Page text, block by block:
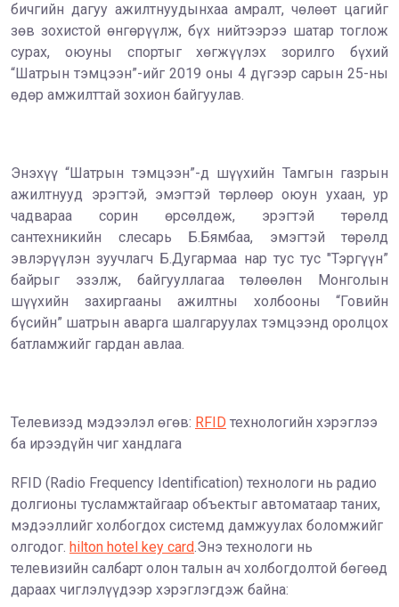
бичгийн дагуу ажилтнуудынхаа амралт, чөлөөт цагийг
зөв зохистой өнгөрүүлж, бүх нийтээрээ шатар тоглож
сурах, оюуны спортыг хөгжүүлэх зорилго бүхий
“Шатрын тэмцээн”-ийг 2019 оны 4 дүгээр сарын 25-ны
өдөр амжилттай зохион байгуулав.
Энэхүү “Шатрын тэмцээн”-д шүүхийн Тамгын газрын
ажилтнууд эрэгтэй, эмэгтэй төрлөөр оюун ухаан, ур
чадвараа сорин өрсөлдөж, эрэгтэй төрөлд
сантехникийн слесарь Б.Бямбаа, эмэгтэй төрөлд
эвлэрүүлэн зуучлагч Б.Дугармаа нар тус тус "Тэргүүн”
байрыг эзэлж, байгууллагаа төлөөлөн Монголын
шүүхийн захиргааны ажилтны холбооны “Говийн
бүсийн” шатрын аварга шалгаруулах тэмцээнд оролцох
батламжийг гардан авлаа.
Телевизэд мэдээлэл өгөв: RFID технологийн хэрэглээ
ба ирээдүйн чиг хандлага
RFID (Radio Frequency Identification) технологи нь радио
долгионы тусламжтайгаар объектыг автоматаар таних,
мэдээллийг холбогдох системд дамжуулах боломжийг
олгодог. hilton hotel key card.Энэ технологи нь
телевизийн салбарт олон талын ач холбогдолтой бөгөөд
дараах чиглэлүүдээр хэрэглэгдэж байна: